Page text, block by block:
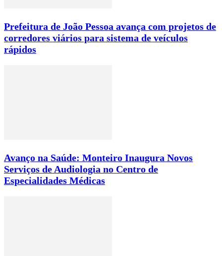
Prefeitura de João Pessoa avança com projetos de
corredores viários para sistema de veículos
rápidos
Avanço na Saúde: Monteiro Inaugura Novos
Serviços de Audiologia no Centro de
Especialidades Médicas